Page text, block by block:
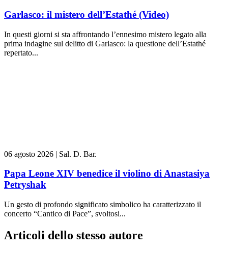
Garlasco: il mistero dell’Estathé (Video)
In questi giorni si sta affrontando l’ennesimo mistero legato alla
prima indagine sul delitto di Garlasco: la questione dell’Estathé
repertato...
06 agosto 2026 | Sal. D. Bar.
Papa Leone XIV benedice il violino di Anastasiya
Petryshak
Un gesto di profondo significato simbolico ha caratterizzato il
concerto “Cantico di Pace”, svoltosi...
Articoli dello stesso autore